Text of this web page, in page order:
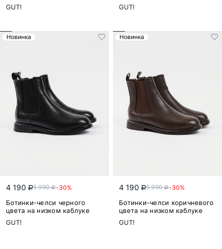
GUT!
GUT!
Новинка
4 190 a5 990a-30%
Ботинки-челси черного
цвета на низком каблуке
GUT!
Новинка
4 190 a5 990a-30%
Ботинки-челси коричневого
цвета на низком каблуке
GUT!